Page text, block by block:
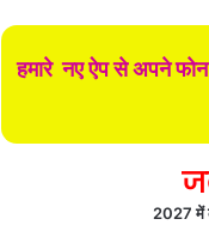
हमारे नए ऐप से अपने
2027 में